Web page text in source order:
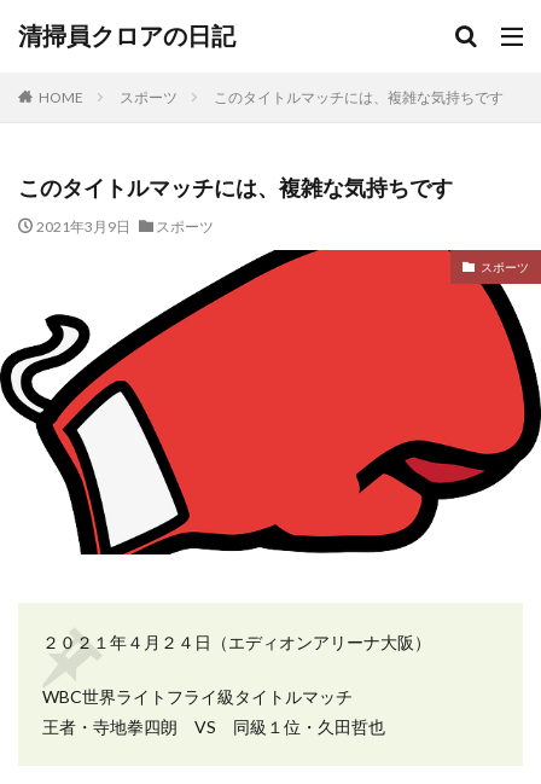
清掃員クロアの日記
HOME スポーツ このタイトルマッチには、複雑な気持ちです
このタイトルマッチには、複雑な気持ちです
2021年3月9日 スポーツ
スポーツ
２０２１年４月２４日（エディオンアリーナ大阪）
WBC世界ライトフライ級タイトルマッチ
王者・寺地拳四朗 VS 同級１位・久田哲也